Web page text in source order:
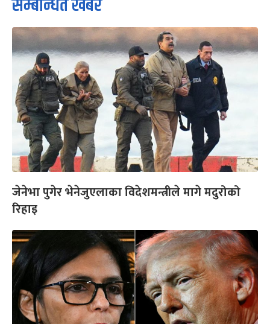
सम्बन्धित खबर
जेनेभा पुगेर भेनेजुएलाका विदेशमन्त्रीले मागे मदुरोको
रिहाइ